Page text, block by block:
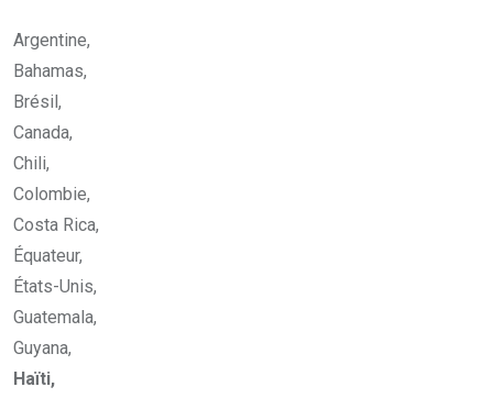
Argentine,
Bahamas,
Brésil,
Canada,
Chili,
Colombie,
Costa Rica,
Équateur,
États-Unis,
Guatemala,
Guyana,
Haïti,